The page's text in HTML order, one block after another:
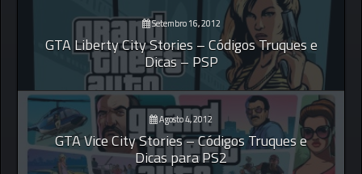
Setembro 16, 2012
GTA Liberty City Stories – Códigos Truques e
Dicas – PSP
Agosto 4, 2012
GTA Vice City Stories – Códigos Truques e
Dicas para PS2